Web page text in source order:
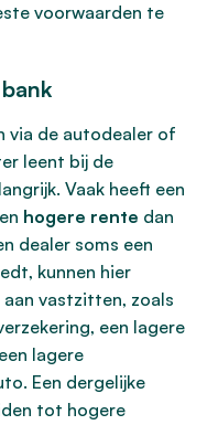
voorwaarden te
via de autodealer of
leent bij de
Vaak heeft een
hogere rente dan
dealer soms een
kunnen hier
aan vastzitten, zoals
een lagere
lagere
Een dergelijke
tot hogere